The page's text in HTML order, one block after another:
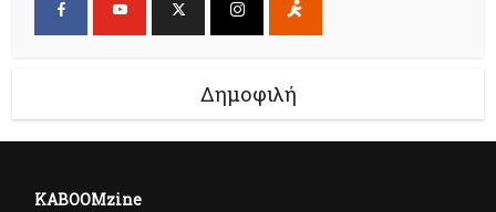
Δημοφιλή
KABOOMzine